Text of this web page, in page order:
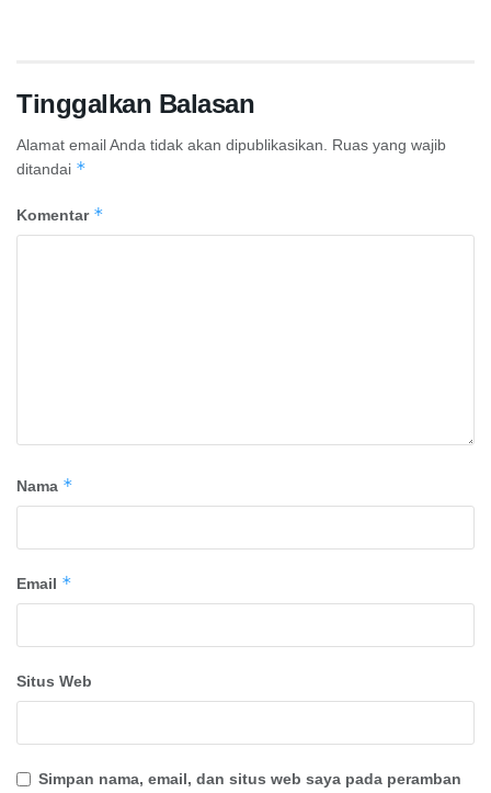
Tinggalkan Balasan
Alamat email Anda tidak akan dipublikasikan.
Ruas yang wajib
ditandai *
Komentar *
Nama *
Email *
Situs Web
Simpan nama, email, dan situs web saya pada peramban